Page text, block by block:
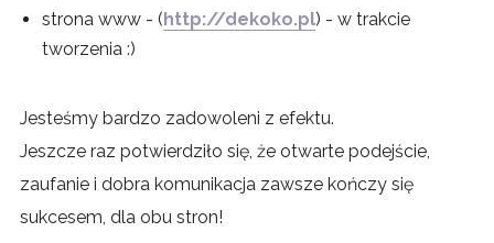
strona www - (http://dekoko.pl) - w trakcie
tworzenia :)
Jesteśmy bardzo zadowoleni z efektu.
Jeszcze raz potwierdziło się, że otwarte podejście,
zaufanie i dobra komunikacja zawsze kończy się
sukcesem, dla obu stron!